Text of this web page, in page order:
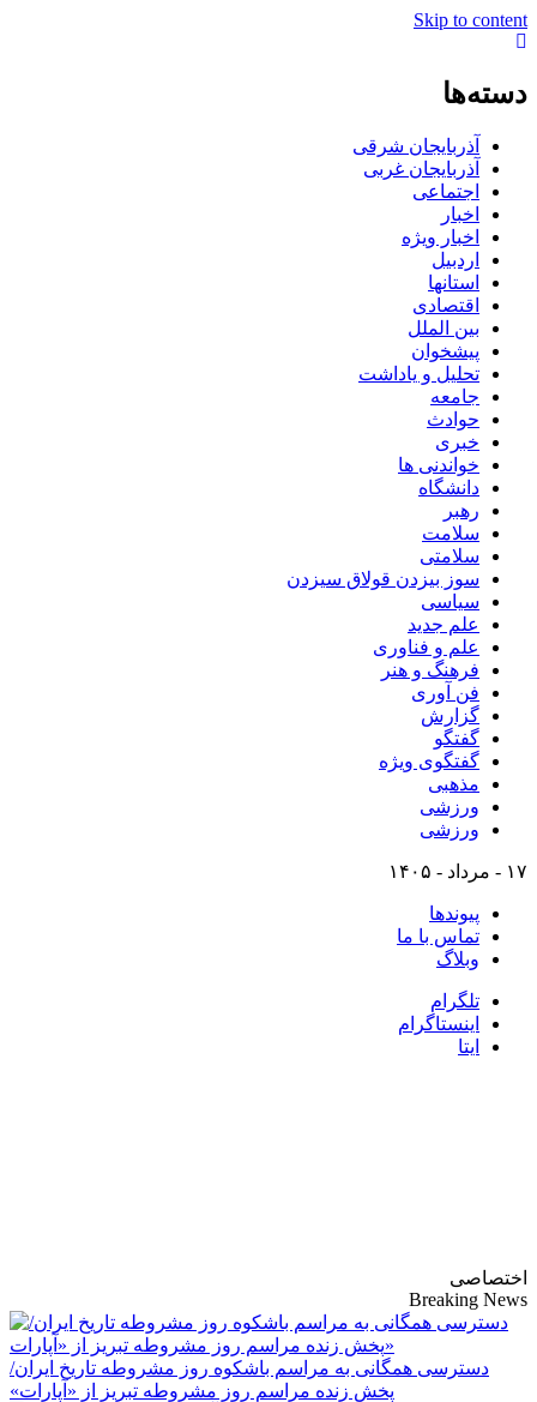
Skip to content
دسته‌ها
آذربایجان شرقی
آذربایجان غربی
اجتماعی
اخبار
اخبار ویژه
اردبیل
استانها
اقتصادی
بین الملل
پیشخوان
تحلیل و یاداشت
جامعه
حوادث
خبری
خواندنی ها
دانشگاه
رهبر
سلامت
سلامتی
سوز بیزدن قولاق سیزدن
سیاسی
علم جدید
علم و فناوری
فرهنگ و هنر
فن آوری
گزارش
گفتگو
گفتگوی ویژه
مذهبی
ورزشی
ورزشی
۱۷ - مرداد - ۱۴۰۵
پیوندها
تماس با ما
وبلاگ
تلگرام
اینستاگرام
ایتا
اختصاصی
Breaking News
دسترسی همگانی به مراسم باشکوه روز مشروطه تاریخ ایران/
پخش زنده مراسم روز مشروطه تبریز از «آپارات»